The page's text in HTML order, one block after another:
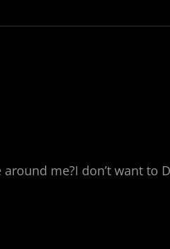
around me?I don’t want